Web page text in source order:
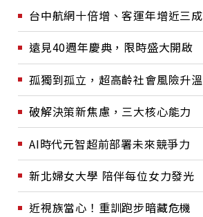
台中航網十倍增、客運年增近三成
遠見40週年慶典，限時盛大開啟
孤獨到孤立，超高齡社會風險升溫
破解決策新焦慮，三大核心能力
AI時代元智超前部署未來競爭力
新北婦女大學 陪伴每位女力發光
近視族當心！重訓跑步暗藏危機